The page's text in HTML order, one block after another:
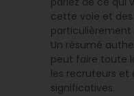
cette voie et
particulièrement
Un résumé
peut faire toute
les recruteurs et
significatives.